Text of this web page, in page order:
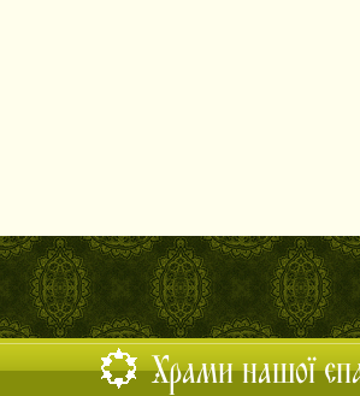
Храми нашої